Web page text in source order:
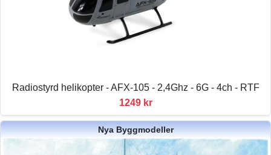
Radiostyrd helikopter - AFX-105 - 2,4Ghz - 6G - 4ch - RTF
1249 kr
Nya Byggmodeller